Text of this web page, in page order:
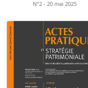
N°2 - 20 mai 2025